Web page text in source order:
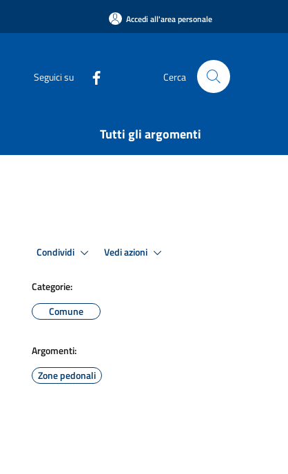
Accedi all'area personale
Seguici su Cerca
Tutti gli argomenti
Condividi Vedi azioni
Categorie:
Comune
Argomenti:
Zone pedonali